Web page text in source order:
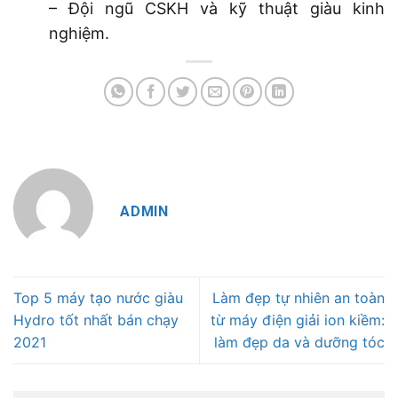
– Đội ngũ CSKH và kỹ thuật giàu kinh
nghiệm.
ADMIN
Top 5 máy tạo nước giàu
Hydro tốt nhất bán chạy
2021
Làm đẹp tự nhiên an toàn
từ máy điện giải ion kiềm:
làm đẹp da và dưỡng tóc